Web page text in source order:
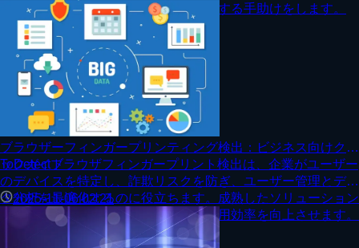
ウェブの統合セキュリティ管理を実現する手助けをします。
ブラウザーフィンガープリンティング検出：ビジネス向けクイ
ックガイド
ToDetectブラウザフィンガープリント検出は、企業がユーザー
のデバイスを特定し、詐欺リスクを防ぎ、ユーザー管理とデー
タ分析を最適化するのに役立ちます。成熟したソリューション
は迅速に実装され、セキュリティと運用効率を向上させます。
2025-11-06 02:21